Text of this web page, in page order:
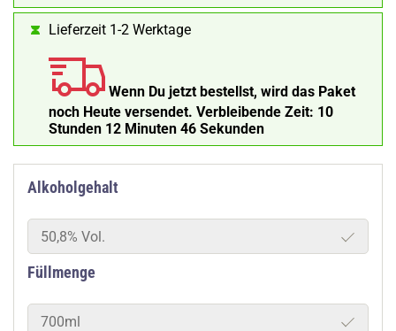
Lieferzeit 1-2 Werktage
Wenn Du jetzt bestellst, wird das Paket
noch Heute versendet. Verbleibende Zeit: 10
Stunden 12 Minuten 46 Sekunden
Alkoholgehalt
50,8% Vol.
Füllmenge
700ml